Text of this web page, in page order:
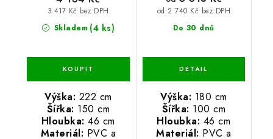
Skladem (4 ks)
3 417 Kč bez DPH
Výška: 222 cm
Šířka: 150 cm
Hloubka: 46 cm
Materiál: PVC a
Do 30 dnů
od 2 740 Kč bez DPH
Výška: 180 cm
Šířka: 100 cm
Hloubka: 46 cm
Materiál: PVC a